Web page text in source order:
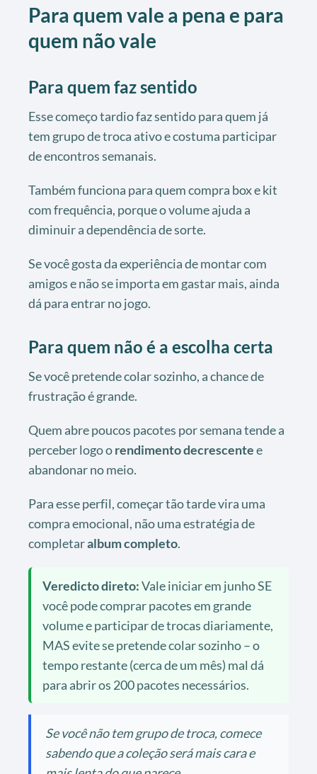
Para quem vale a pena e para
quem não vale
Para quem faz sentido
Esse começo tardio faz sentido para quem já
tem grupo de troca ativo e costuma participar
de encontros semanais.
Também funciona para quem compra box e kit
com frequência, porque o volume ajuda a
diminuir a dependência de sorte.
Se você gosta da experiência de montar com
amigos e não se importa em gastar mais, ainda
dá para entrar no jogo.
Para quem não é a escolha certa
Se você pretende colar sozinho, a chance de
frustração é grande.
Quem abre poucos pacotes por semana tende a
perceber logo orendimento decrescentee
abandonar no meio.
Para esse perfil, começar tão tarde vira uma
compra emocional, não uma estratégia de
completaralbum completo.
Veredicto direto:Vale iniciar em junho SE
você pode comprar pacotes em grande
volume e participar de trocas diariamente,
MAS evite se pretende colar sozinho – o
tempo restante (cerca de um mês) mal dá
para abrir os 200 pacotes necessários.
Se você não tem grupo de troca, comece
sabendo que a coleção será mais cara e